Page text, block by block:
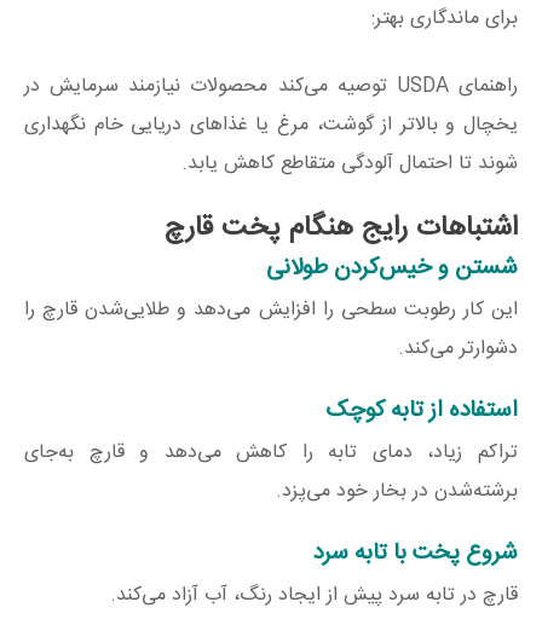
برای ماندگاری بهتر:
راهنمای USDA توصیه می‌کند محصولات نیازمند سرمایش در
یخچال و بالاتر از گوشت، مرغ یا غذاهای دریایی خام نگهداری
شوند تا احتمال آلودگی متقاطع کاهش یابد.
اشتباهات رایج هنگام پخت قارچ
شستن و خیس‌کردن طولانی
این کار رطوبت سطحی را افزایش می‌دهد و طلایی‌شدن قارچ را
دشوارتر می‌کند.
استفاده از تابه کوچک
تراکم زیاد، دمای تابه را کاهش می‌دهد و قارچ به‌جای
برشته‌شدن در بخار خود می‌پزد.
شروع پخت با تابه سرد
قارچ در تابه سرد پیش از ایجاد رنگ، آب آزاد می‌کند.